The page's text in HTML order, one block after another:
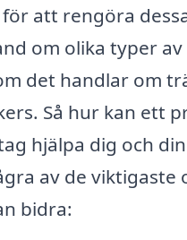
att rengöra
om olika typer
det handlar om
Så hur kan ett
hjälpa dig och
av de viktigaste
bidra: